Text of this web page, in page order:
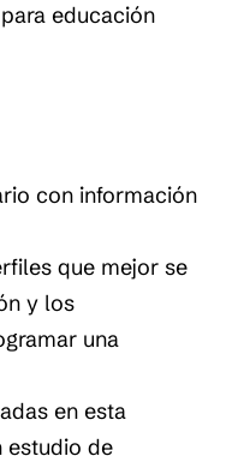
educación
con información
que mejor se
y los
una
en esta
estudio de